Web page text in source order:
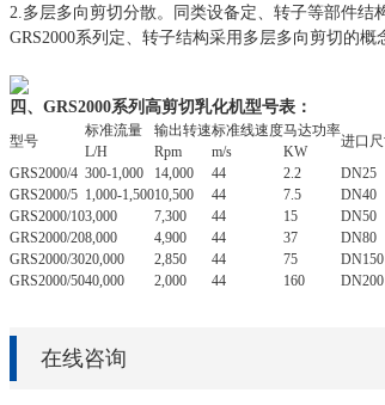
2.多层多向剪切分散。同类设备定、转子等部件结
GRS2000系列定、转子结构采用多层多向剪切的
四、GRS2000系列高剪切乳化机型号表：
型号
标准流量
L/H
输出转速
Rpm
标准线速度
m/s
马达功率
KW
进口
GRS2000/4 300-1,000 14,000 44 2.2 DN25
GRS2000/5 1,000-1,50010,500 44 7.5 DN40
GRS2000/103,000 7,300 44 15 DN50
GRS2000/208,000 4,900 44 37 DN80
GRS2000/3020,000 2,850 44 75 DN150
GRS2000/5040,000 2,000 44 160 DN200
在线咨询